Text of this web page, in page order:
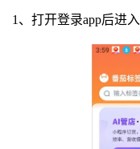
1、打开登录app后进